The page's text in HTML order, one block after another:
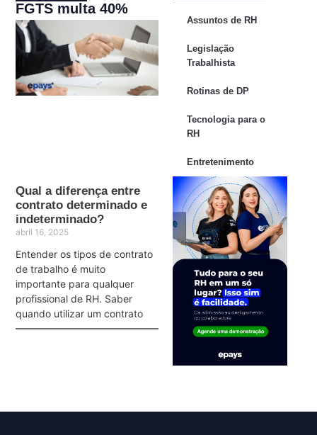
FGTS multa 40%
Qual a diferença entre
contrato determinado e
indeterminado?
abril 16, 2025
Entender os tipos de contrato
de trabalho é muito
importante para qualquer
profissional de RH. Saber
quando utilizar um contrato
Assuntos de RH
Legislação
Trabalhista
Rotinas de DP
Tecnologia para o
RH
Entretenimento